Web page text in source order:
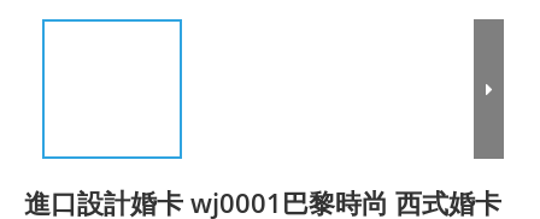
進口設計婚卡 wj0001巴黎時尚 西式婚卡